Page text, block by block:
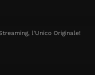
l'Unico Originale!